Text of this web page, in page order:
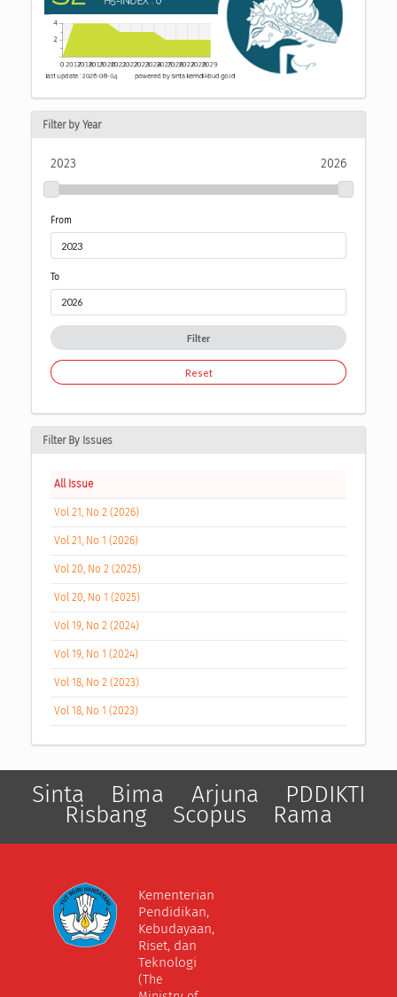
Filter by Year
2023 2026
From
To
Filter
Reset
Filter By Issues
All Issue
Vol 21, No 2 (2026)
Vol 21, No 1 (2026)
Vol 20, No 2 (2025)
Vol 20, No 1 (2025)
Vol 19, No 2 (2024)
Vol 19, No 1 (2024)
Vol 18, No 2 (2023)
Vol 18, No 1 (2023)
Sinta Bima Arjuna PDDIKTI
Risbang Scopus Rama
Kementerian
Pendidikan,
Kebudayaan,
Riset, dan
Teknologi
(The